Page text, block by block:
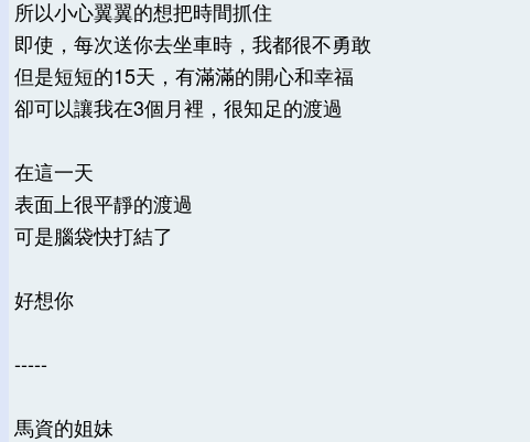
所以小心翼翼的想把時間抓住
即使，每次送你去坐車時，我都很不勇敢
但是短短的15天，有滿滿的開心和幸福
卻可以讓我在3個月裡，很知足的渡過
在這一天
表面上很平靜的渡過
可是腦袋快打結了
好想你
-----
馬資的姐妹